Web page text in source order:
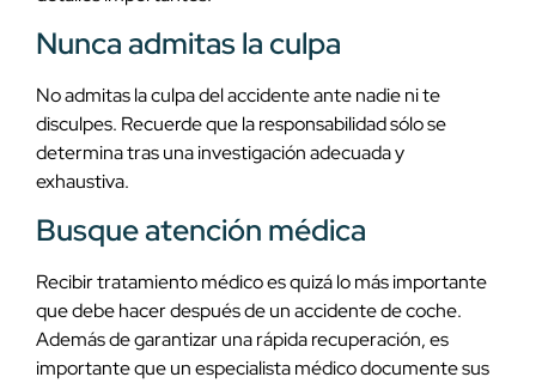
Nunca admitas la culpa
No admitas la culpa del accidente ante nadie ni te
disculpes. Recuerde que la responsabilidad sólo se
determina tras una investigación adecuada y
exhaustiva.
Busque atención médica
Recibir tratamiento médico es quizá lo más importante
que debe hacer después de un accidente de coche.
Además de garantizar una rápida recuperación, es
importante que un especialista médico documente sus